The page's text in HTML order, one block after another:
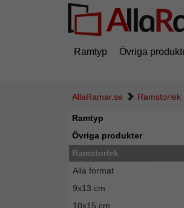
Ramtyp Övriga
AllaRamar.se Ramstorlek
Ramtyp
Övriga produkter
Ramstorlek
Alla format
9x13 cm
10x15 cm